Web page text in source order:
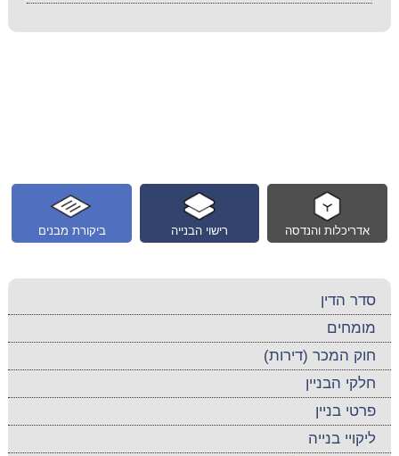
ביקורת מבנים רישוי הבנייה אדריכלות והנדסה
סדר הדין
מומחים
חוק המכר (דירות)
חלקי הבניין
פרטי בניין
ליקויי בנייה